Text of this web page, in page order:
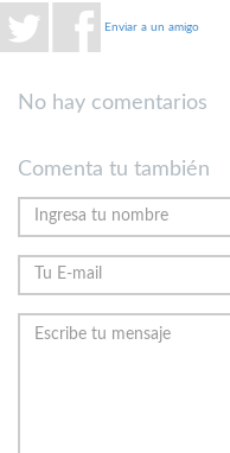
Enviar a un amigo
No hay comentarios
Comenta tu también